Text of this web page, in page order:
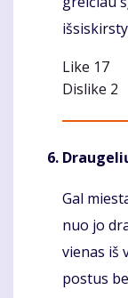
Like 17
Dislike 2
Gal
nuo jo
vienas iš
postus